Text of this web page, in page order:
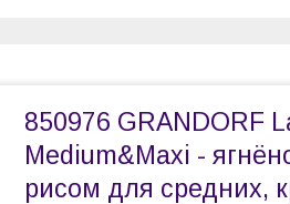
850976 GRANDORF
Medium&Maxi -
рисом для средних,